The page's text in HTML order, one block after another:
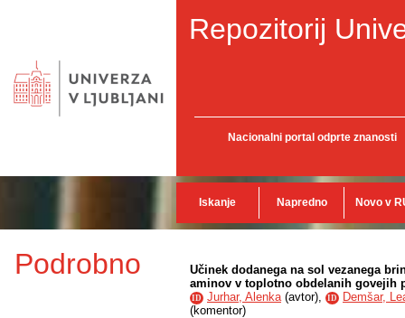
Repozitorij
Nacionalni portal odprte znanosti
Iskanje Napredno Novo v
Podrobno
Učinek dodanega na sol vezanega
aminov v toplotno obdelanih govejih
ID Jurhar, Alenka(avtor), ID
Demšar,
(komentor)